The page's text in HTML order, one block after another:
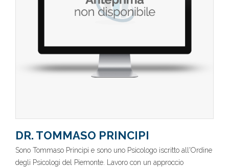
DR. TOMMASO PRINCIPI
Sono Tommaso Principi e sono uno Psicologo iscritto all'Ordine
degli Psicologi del Piemonte. Lavoro con un approccio